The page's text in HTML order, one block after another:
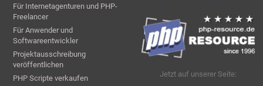
Für Internetagenturen und PHP-
Freelancer
Für Anwender und
Softwareentwickler
Projektausschreibung
veröffentlichen
PHP Scripte verkaufen
Jetzt auf unserer Seite: